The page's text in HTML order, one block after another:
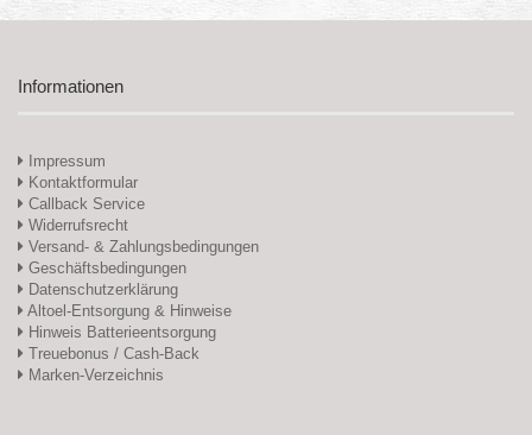
Informationen
Impressum
Kontaktformular
Callback Service
Widerrufsrecht
Versand- & Zahlungsbedingungen
Geschäftsbedingungen
Datenschutzerklärung
Altoel-Entsorgung & Hinweise
Hinweis Batterieentsorgung
Treuebonus / Cash-Back
Marken-Verzeichnis